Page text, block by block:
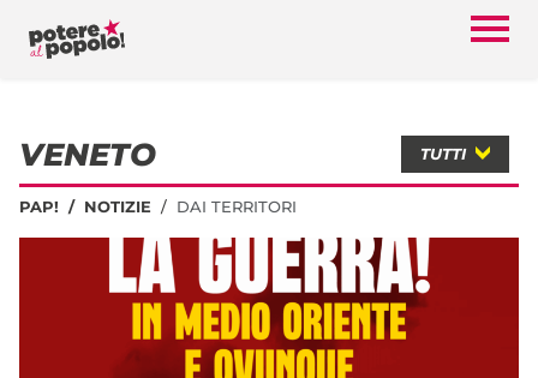
VENETO TUTTI
PAP! NOTIZIE DAI TERRITORI